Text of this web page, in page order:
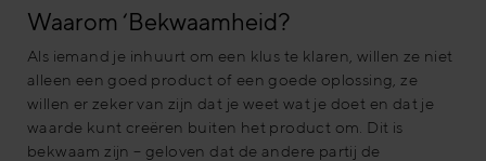
Waarom ‘Bekwaamheid?
Als iemand je inhuurt om een klus te klaren, willen ze niet
alleen een goed product of een goede oplossing, ze
willen er zeker van zijn dat je weet wat je doet en dat je
waarde kunt creëren buiten het product om. Dit is
bekwaam zijn – geloven dat de andere partij de